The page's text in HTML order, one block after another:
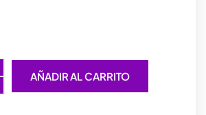
AÑADIR AL CARRITO